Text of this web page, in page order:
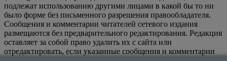
подлежат использованию другими лицами в какой бы то ни
было форме без письменного разрешения правообладателя.
Сообщения и комментарии читателей сетевого издания
размещаются без предварительного редактирования. Редакция
оставляет за собой право удалить их с сайта или
отредактировать, если указанные сообщения и комментарии